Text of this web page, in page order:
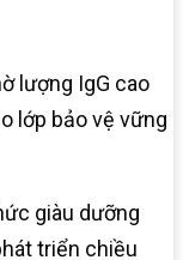
lượng IgG cao
lớp bảo vệ vững
giàu dưỡng
triển chiều